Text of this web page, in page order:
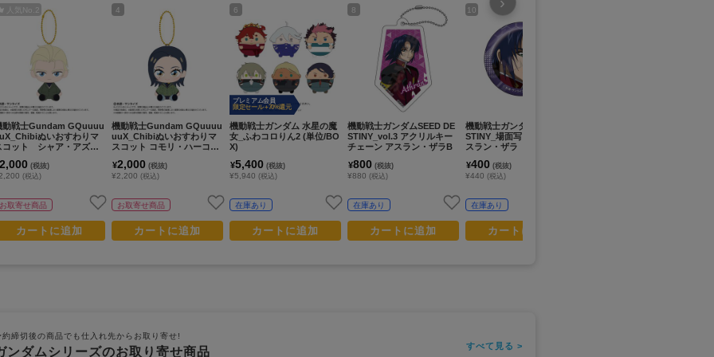
人気No.
動戦士Gundam GQuuuu
ぬいおすわりマ
コット シャア・アズナ
2,000 (税抜)
(税込)
お取寄せ商品
カートに追加
4
機動戦士Gundam GQuuuu
uuX_Chibiぬいおすわりマ
スコット コモリ・ハーコー
¥2,000 (税抜)
¥2,200(税込)
お取寄せ商品
カートに追加
6
プレミアム会員
限定セール +70%還元
機動戦士ガンダム 水星の魔
女_ふわコロりん2 (単位/BO
X)
¥5,400 (税抜)
¥5,940 (税込)
在庫あり
カートに追加
8
機動戦士ガンダムSEED DE
STINY_vol.3 アクリルキー
チェーン アスラン・ザラB
¥800 (税抜)
¥880 (税込)
在庫あり
カートに追加
10
機動戦士ガンダムSEED DE
STINY_場面写 缶バッジ ア
スラン・ザラ
¥400 (税抜)
¥440 (税込)
在庫あり
カートに追加
約締切後の商品でも仕入れ先からお取り寄せ!
ンダムシリーズのお取り寄せ商品 すべて見る >